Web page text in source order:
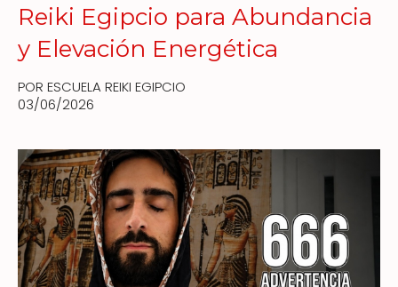
Reiki Egipcio para Abundancia
y Elevación Energética
POR ESCUELA REIKI EGIPCIO
03/06/2026